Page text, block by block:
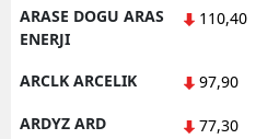
ARASE DOGU ARAS
ENERJI
110,40
ARCLK ARCELIK 97,90
ARDYZ ARD
77,30